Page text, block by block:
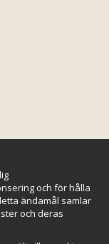
och för hålla
ändamål samlar
och deras